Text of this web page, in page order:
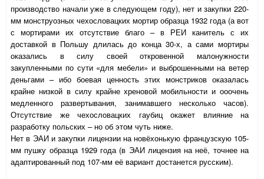
производство начали уже в следующем году), нет и закупки 220-
мм монструозных чехословацких мортир образца 1932 года (а вот
с мортирами их отсутствие благо – в РЕИ канитель с их
доставкой в Польшу длилась до конца 30-х, а сами мортиры
оказались в силу своей откровенной малонужности
закупленными по сути «для мебели» и выброшенными на ветер
деньгами – ибо боевая ценность этих монстриков оказалась
крайне низкой в силу крайне хреновой мобильности и ооочень
медленного развертывания, занимавшего несколько часов).
Отсутствие же чехословацких гаубиц окажет влияние на
разработку польских – но об этом чуть ниже.
Нет в ЭАИ и закупки лицензии на новёхонькую французскую 105-
мм пушку образца 1929 года (в ЭАИ лицензия на неё, точнее на
адаптированный под 107-мм её вариант достанется русским).